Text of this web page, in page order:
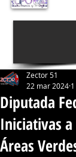
Diputada
Iniciativas
Áreas
Zector 51
22 mar 2024